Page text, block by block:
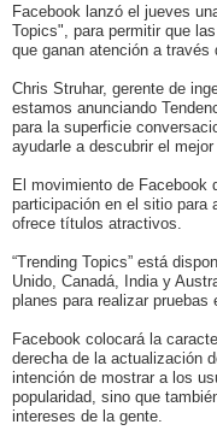
Facebook lanzó el jueves
Topics", para permitir que
que ganan atención a través
Chris Struhar, gerente de
estamos anunciando
para la superficie
ayudarle a descubrir el
El movimiento de Facebook
participación en el sitio para
ofrece títulos atractivos.
“Trending Topics” está
Unido, Canadá, India y
planes para realizar pruebas
Facebook colocará la
derecha de la actualización
intención de mostrar a los
popularidad, sino que
intereses de la gente.